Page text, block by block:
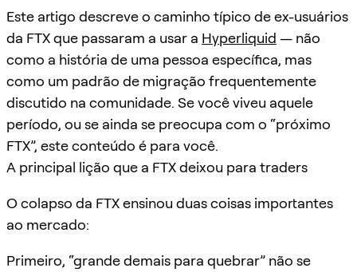
Este artigo descreve o caminho típico de ex-usuários
da FTX que passaram a usar a Hyperliquid — não
como a história de uma pessoa específica, mas
como um padrão de migração frequentemente
discutido na comunidade. Se você viveu aquele
período, ou se ainda se preocupa com o “próximo
FTX”, este conteúdo é para você.
A principal lição que a FTX deixou para traders
O colapso da FTX ensinou duas coisas importantes
ao mercado:
Primeiro, “grande demais para quebrar” não se